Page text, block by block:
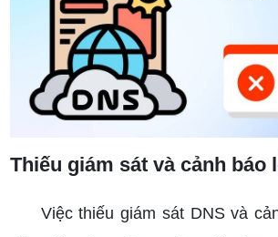
Thiếu giám sát và cảnh báo
Việc thiếu giám sát DNS và